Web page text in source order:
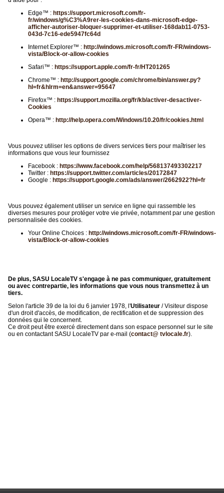
Edge™ : https://support.microsoft.com/fr-
fr/windows/g%C3%A9rer-les-cookies-dans-microsoft-edge-
afficher-autoriser-bloquer-supprimer-et-utiliser-168dab11-0753-
043d-7c16-ede5947fc64d
Internet Explorer™ : http://windows.microsoft.com/fr-FR/windows-
vista/Block-or-allow-cookies
Safari™ : https://support.apple.com/fr-fr/HT201265
Chrome™ : http://support.google.com/chrome/bin/answer.py?
hl=fr&hlrm=en&answer=95647
Firefox™ : https://support.mozilla.org/fr/kb/activer-desactiver-
Cookies
Opera™ : http://help.opera.com/Windows/10.20/fr/cookies.html
Vous pouvez utiliser les options de divers services tiers pour maîtriser les
informations que vous leur fournissez
Facebook : https://www.facebook.com/help/568137493302217
Twitter : https://support.twitter.com/articles/20172847
Google : https://support.google.com/ads/answer/2662922?hl=fr
Vous pouvez également utiliser un service en ligne qui rassemble les
diverses mesures pour protéger votre vie privée, notamment par une gestion
personnalisée des cookies.
Your Online Choices : http://windows.microsoft.com/fr-FR/windows-
vista/Block-or-allow-cookies
De plus, SASU LocaleTV s'engage à ne pas communiquer, gratuitement
ou avec contrepartie, les informations que vous nous transmettez à un
tiers.
Selon l'article 39 de la loi du 6 janvier 1978, l'Utilisateur / Visiteur dispose
d'un droit d'accès, de modification, de rectification et de suppression des
données qui le concernent.
Ce droit peut être exercé directement dans son espace personnel sur le site
ou en contactant SASU LocaleTV par e-mail (contact@ tvlocale.fr).